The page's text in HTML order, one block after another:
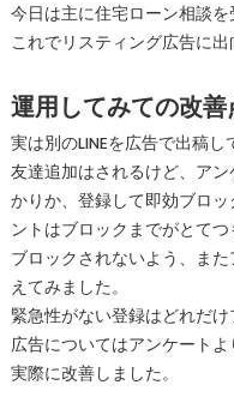
今日は主に住宅ローン相談を
これでリスティング広告に出
運用してみての改
実は別のLINEを広告で出稿し
友達追加はされるけど、ア
かりか、登録して即効ブロ
ントはブロックまでがとてつ
ブロックされないよう、ま
えてみました。
緊急性がない登録はどれだ
広告についてはアンケート
実際に改善しました。